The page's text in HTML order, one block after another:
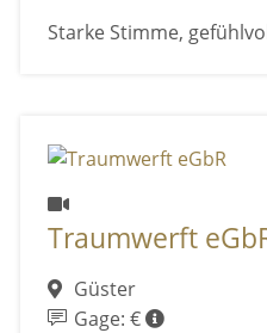
Starke Stimme,
Traumwerft
Güster
Gage: €